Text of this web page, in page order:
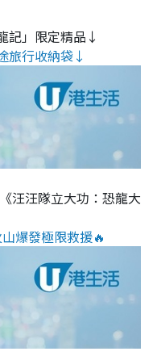
記」限定精品↓
旅行收納袋↓
汪汪隊立大功：恐龍大
爆發極限救援🔥